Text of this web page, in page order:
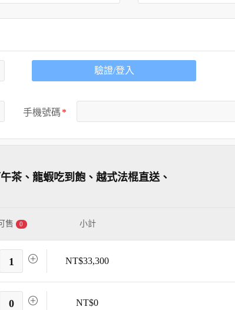
驗證/登入
手機號碼
茶、龍蝦吃到飽、越式法棍直送、
售 0 小計
1 NT$33,300
0 NT$0